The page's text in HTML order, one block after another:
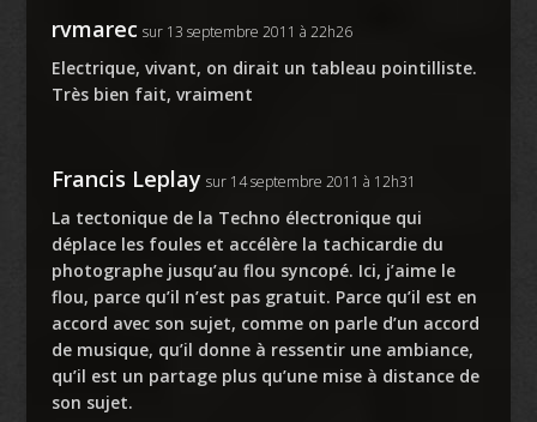
rvmarec sur 13 septembre 2011 à 22h26
Electrique, vivant, on dirait un tableau pointilliste.
Très bien fait, vraiment
Francis Leplay sur 14 septembre 2011 à 12h31
La tectonique de la Techno électronique qui
déplace les foules et accélère la tachicardie du
photographe jusqu’au flou syncopé. Ici, j’aime le
flou, parce qu’il n’est pas gratuit. Parce qu’il est en
accord avec son sujet, comme on parle d’un accord
de musique, qu’il donne à ressentir une ambiance,
qu’il est un partage plus qu’une mise à distance de
son sujet.